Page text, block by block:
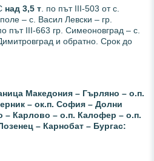
над 3,5 т . по път III-503 от с.
– с. Васил Левски – гр.
път III-663 гр. Симеоновград – с.
и обратно. Срок до
Македония – Гърляно – о.п.
– ок.п. София – Долни
– Карлово – о.п. Калофер – о.п.
– Карнобат – Бургас: